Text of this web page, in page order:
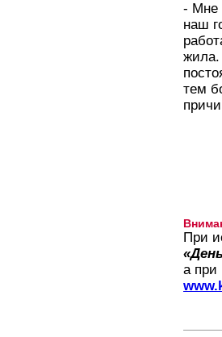
- Мне
наш
жила.
тем
При
а при